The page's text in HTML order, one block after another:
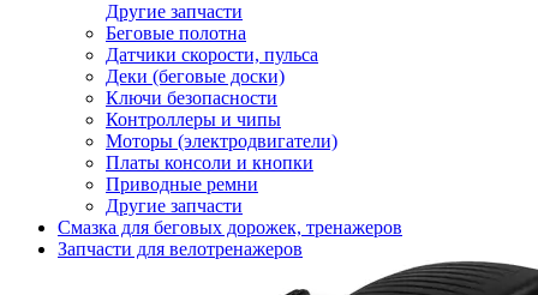
Другие запчасти
Беговые полотна
Датчики скорости, пульса
Деки (беговые доски)
Ключи безопасности
Контроллеры и чипы
Моторы (электродвигатели)
Платы консоли и кнопки
Приводные ремни
Другие запчасти
Смазка для беговых дорожек, тренажеров
Запчасти для велотренажеров